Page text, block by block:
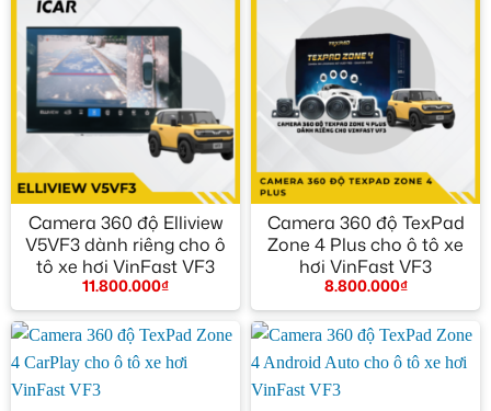
Camera 360 độ Elliview
V5VF3 dành riêng cho ô
tô xe hơi VinFast VF3
11.800.000₫
Camera 360 độ TexPad
Zone 4 Plus cho ô tô xe
hơi VinFast VF3
8.800.000₫